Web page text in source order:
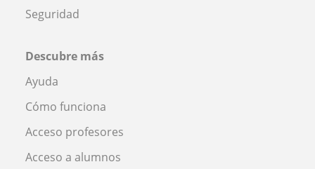
Seguridad
Descubre más
Ayuda
Cómo funciona
Acceso profesores
Acceso a alumnos